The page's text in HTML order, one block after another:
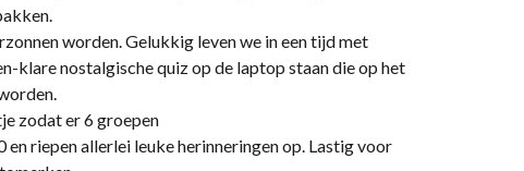
worden. Gelukkig leven we in een tijd met
klare nostalgische quiz op de laptop staan die op het
zodat er 6 groepen
riepen allerlei leuke herinneringen op. Lastig voor